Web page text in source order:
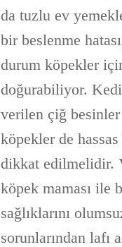
da tuzlu ev
bir beslenme
durum köpekler
doğurabiliyor.
verilen çiğ
köpekler de
dikkat edilmelidir.
köpek maması ile
sağlıklarını
sorunlarından lafı